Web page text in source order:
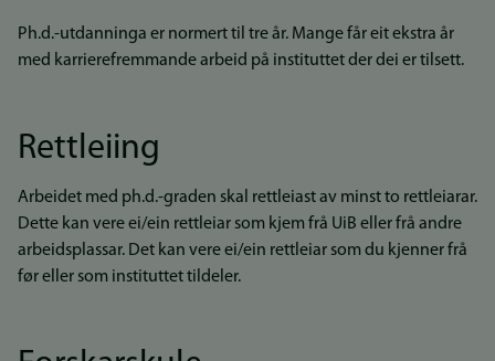
Ph.d.-utdanninga er normert til tre år. Mange får eit ekstra år
med karrierefremmande arbeid på instituttet der dei er tilsett.
Rettleiing
Arbeidet med ph.d.-graden skal rettleiast av minst to rettleiarar.
Dette kan vere ei/ein rettleiar som kjem frå UiB eller frå andre
arbeidsplassar. Det kan vere ei/ein rettleiar som du kjenner frå
før eller som instituttet tildeler.